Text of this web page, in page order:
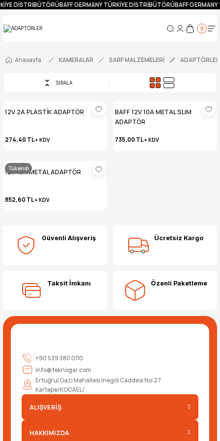
DİSTRİBÜTÖRÜBAFF GERMANY TÜRKİYE DİSTRİBÜTÖRÜBAFF
0
Anasayfa KAMERALAR SARF MALZEMELERİ ADAPTÖRLER
SIRALA
12V 2A PLASTİK ADAPTÖR
274,40 TL+ KDV
BAFF 12V 10A METAL SLIM
ADAPTÖR
735,00 TL+ KDV
Tükendi
12V 15A METAL ADAPTÖR
852,60 TL+ KDV
Güvenli Alışveriş Ücretsiz Kargo
Taksit İmkanı Özenli Paketleme
+90 539 380 0110
info@teknogar.com
Ertuğrul Gazi Mahallesi İnegöl Caddesi No:27
Kartepe/KOCAELİ
ALIŞVERİŞ
HAKKIMIZDA